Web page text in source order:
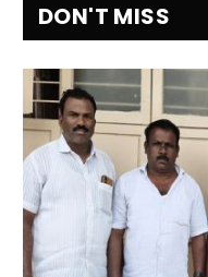
DON'T MISS